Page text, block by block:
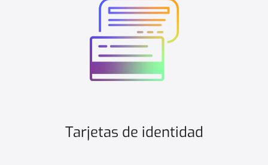
Tarjetas de identidad